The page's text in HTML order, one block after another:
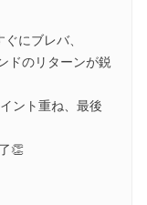
にブレバ、
ドのリターンが鋭
ント重ね、最後
👏